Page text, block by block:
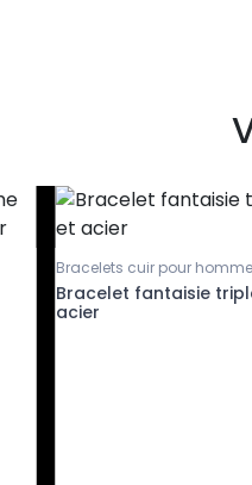
Bracelets cuir pour homme
Bracelet fantaisie
acier